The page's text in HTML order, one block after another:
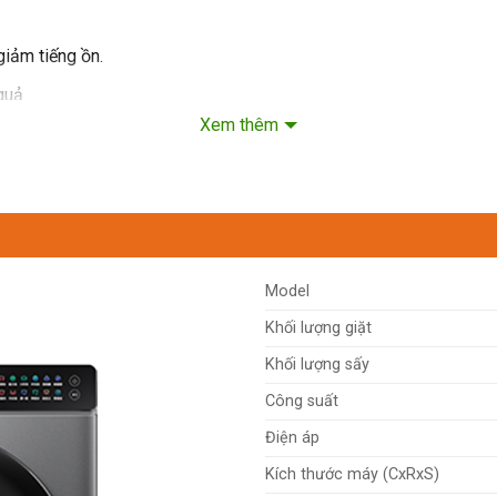
tiếng ồn.
siêu mỏng, chỉ 507mm, giúp tiết kiệm đáng kể không gian
phòng tắm, ban công đến nhà bếp. Viền cạnh được thiết kế
Xem thêm
Model
Khối lượng giặt
Khối lượng sấy
Công suất
Điện áp
Kích thước máy (CxRxS)